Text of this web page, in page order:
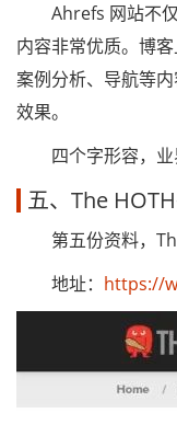
Ahrefs 网站不仅
内容非常优质。博客
案例分析、导航等
效果。
四个字形容，业
五、The
第五份资料，The
地址： https://